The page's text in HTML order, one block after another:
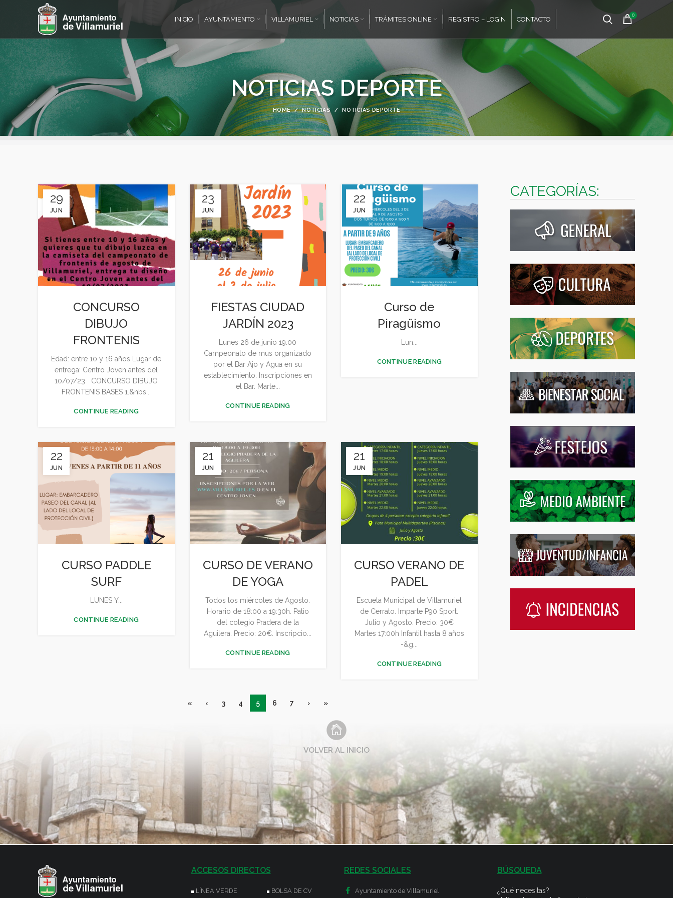
INICIO AYUNTAMIENTO VILLAMURIEL NOTICIAS TRÁMITES ONLINE REGISTRO – LOGIN CONTACTO
0
NOTICIAS DEPORTE
HOME NOTICIAS NOTICIAS DEPORTE
29
JUN
CONCURSO
DIBUJO
FRONTENIS
Edad: entre 10 y 16 años Lugar de
entrega: Centro Joven antes del
10/07/23 CONCURSO DIBUJO
FRONTENIS BASES 1.&nbs...
CONTINUE READING
23
JUN
FIESTAS CIUDAD
JARDÍN 2023
Lunes 26 de junio 19:00
Campeonato de mus organizado
por el Bar Ajo y Agua en su
establecimiento. Inscripciones en
el Bar. Marte...
CONTINUE READING
22
JUN
Curso de
Piragüismo
Lun...
CONTINUE READING
22
JUN
CURSO PADDLE
SURF
LUNES Y...
CONTINUE READING
21
JUN
CURSO DE VERANO
DE YOGA
Todos los miércoles de Agosto.
Horario de 18:00 a 19:30h. Patio
del colegio Pradera de la
Aguilera. Precio: 20€. Inscripcio...
CONTINUE READING
21
JUN
CURSO VERANO DE
PADEL
Escuela Municipal de Villamuriel
de Cerrato. Imparte P90 Sport.
Julio y Agosto. Precio: 30€
Martes 17:00h Infantil hasta 8 años
-&g...
CONTINUE READING
« ‹ 3 4 5 6 7 › »
CATEGORÍAS:
VOLVER AL INICIO
ACCESOS DIRECTOS
LÍNEA VERDE BOLSA DE CV
REDES SOCIALES
Ayuntamiento de Villamuriel
BÚSQUEDA
¿Qué necesitas?